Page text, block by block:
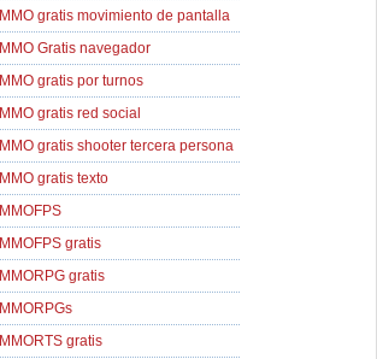
MMO gratis movimiento de pantalla
MMO Gratis navegador
MMO gratis por turnos
MMO gratis red social
MMO gratis shooter tercera persona
MMO gratis texto
MMOFPS
MMOFPS gratis
MMORPG gratis
MMORPGs
MMORTS gratis